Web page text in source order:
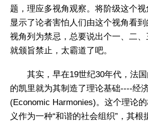
题，理应多视角观察。将阶级这个
显示了论者害怕人们由这个视角看
视角列为禁忌，总要说出个一、二
就颁旨禁止，太霸道了吧。
其实，早在19世纪30年代，法
的凯里就为其制造了理论基础----经
(Economic Harmonies)。这个理论
义作为一种“和谐的社会组织”，其根